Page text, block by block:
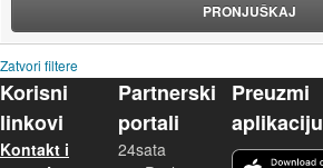
PRONJUŠKAJ
Zatvori filtere
Korisni
linkovi
Kontakt i
Partnerski
portali
24sata
Preuzmi
aplikaciju